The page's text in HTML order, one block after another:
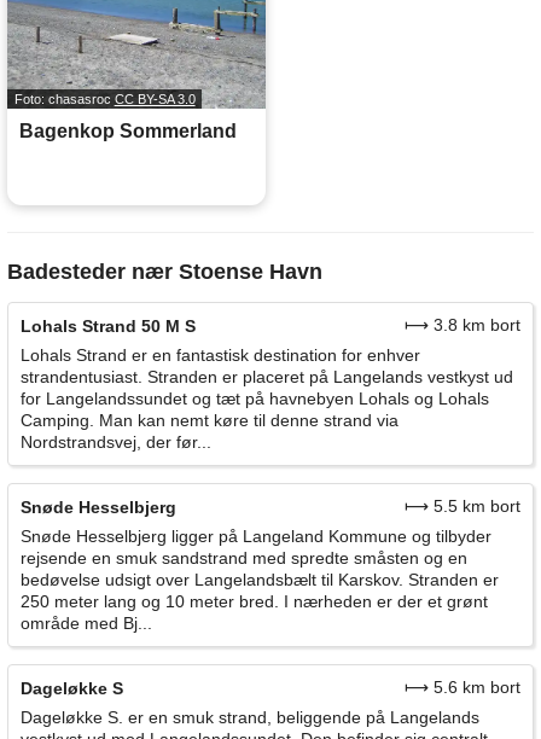
Foto: chasasroc CC BY-SA 3.0
Bagenkop Sommerland
Badesteder nær Stoense Havn
Lohals Strand 50 M S
⟼ 3.8 km bort
Lohals Strand er en fantastisk destination for enhver
strandentusiast. Stranden er placeret på Langelands vestkyst ud
for Langelandssundet og tæt på havnebyen Lohals og Lohals
Camping. Man kan nemt køre til denne strand via
Nordstrandsvej, der før...
Snøde Hesselbjerg
⟼ 5.5 km bort
Snøde Hesselbjerg ligger på Langeland Kommune og tilbyder
rejsende en smuk sandstrand med spredte småsten og en
bedøvelse udsigt over Langelandsbælt til Karskov. Stranden er
250 meter lang og 10 meter bred. I nærheden er der et grønt
område med Bj...
Dageløkke S
⟼ 5.6 km bort
Dageløkke S. er en smuk strand, beliggende på Langelands